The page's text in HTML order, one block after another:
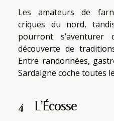
Les amateurs de
criques du nord,
pourront
découverte de
Entre randonnées,
Sardaigne coche toutes
4 - L’Écosse